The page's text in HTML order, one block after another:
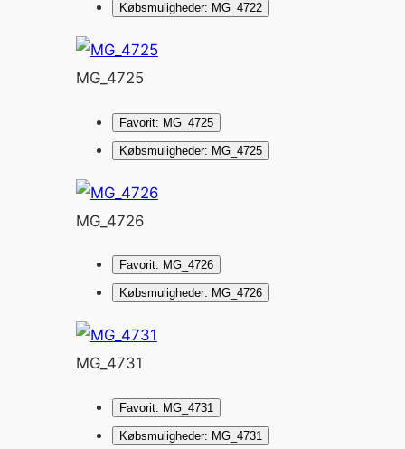
Købsmuligheder: MG_4722
MG_4725
Favorit: MG_4725
Købsmuligheder: MG_4725
MG_4726
Favorit: MG_4726
Købsmuligheder: MG_4726
MG_4731
Favorit: MG_4731
Købsmuligheder: MG_4731